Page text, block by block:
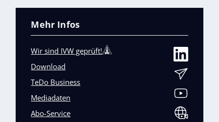
Mehr Infos
Wir sind IVW geprüft!
Download
TeDo Business
Mediadaten
Abo-Service